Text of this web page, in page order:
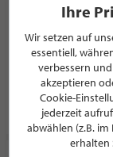
Ihre
Wir setzen auf
essentiell,
verbessern
akzeptieren
Cookie-
jederzeit
abwählen (z.B.
erhalten